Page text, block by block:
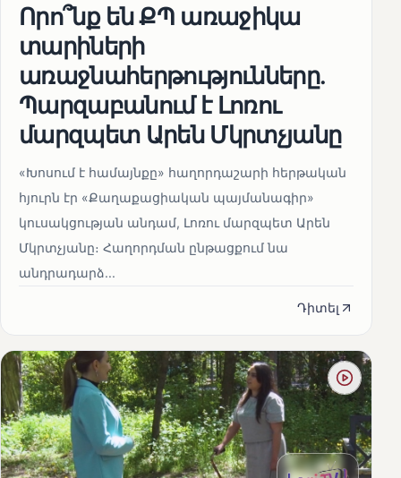
Որո՞նք են ՔՊ առաջիկա
տարիների
առաջնահերթությունները.
Պարզաբանում է Լոռու
մարզպետ Արեն Մկրտչյանը
«Խոսում է համայնքը» հաղորդաշարի հերթական
հյուրն էր «Քաղաքացիական պայմանագիր»
կուսակցության անդամ, Լոռու մարզպետ Արեն
Մկրտչյանը։ Հաղորդման ընթացքում նա
անդրադարձ...
Դիտել